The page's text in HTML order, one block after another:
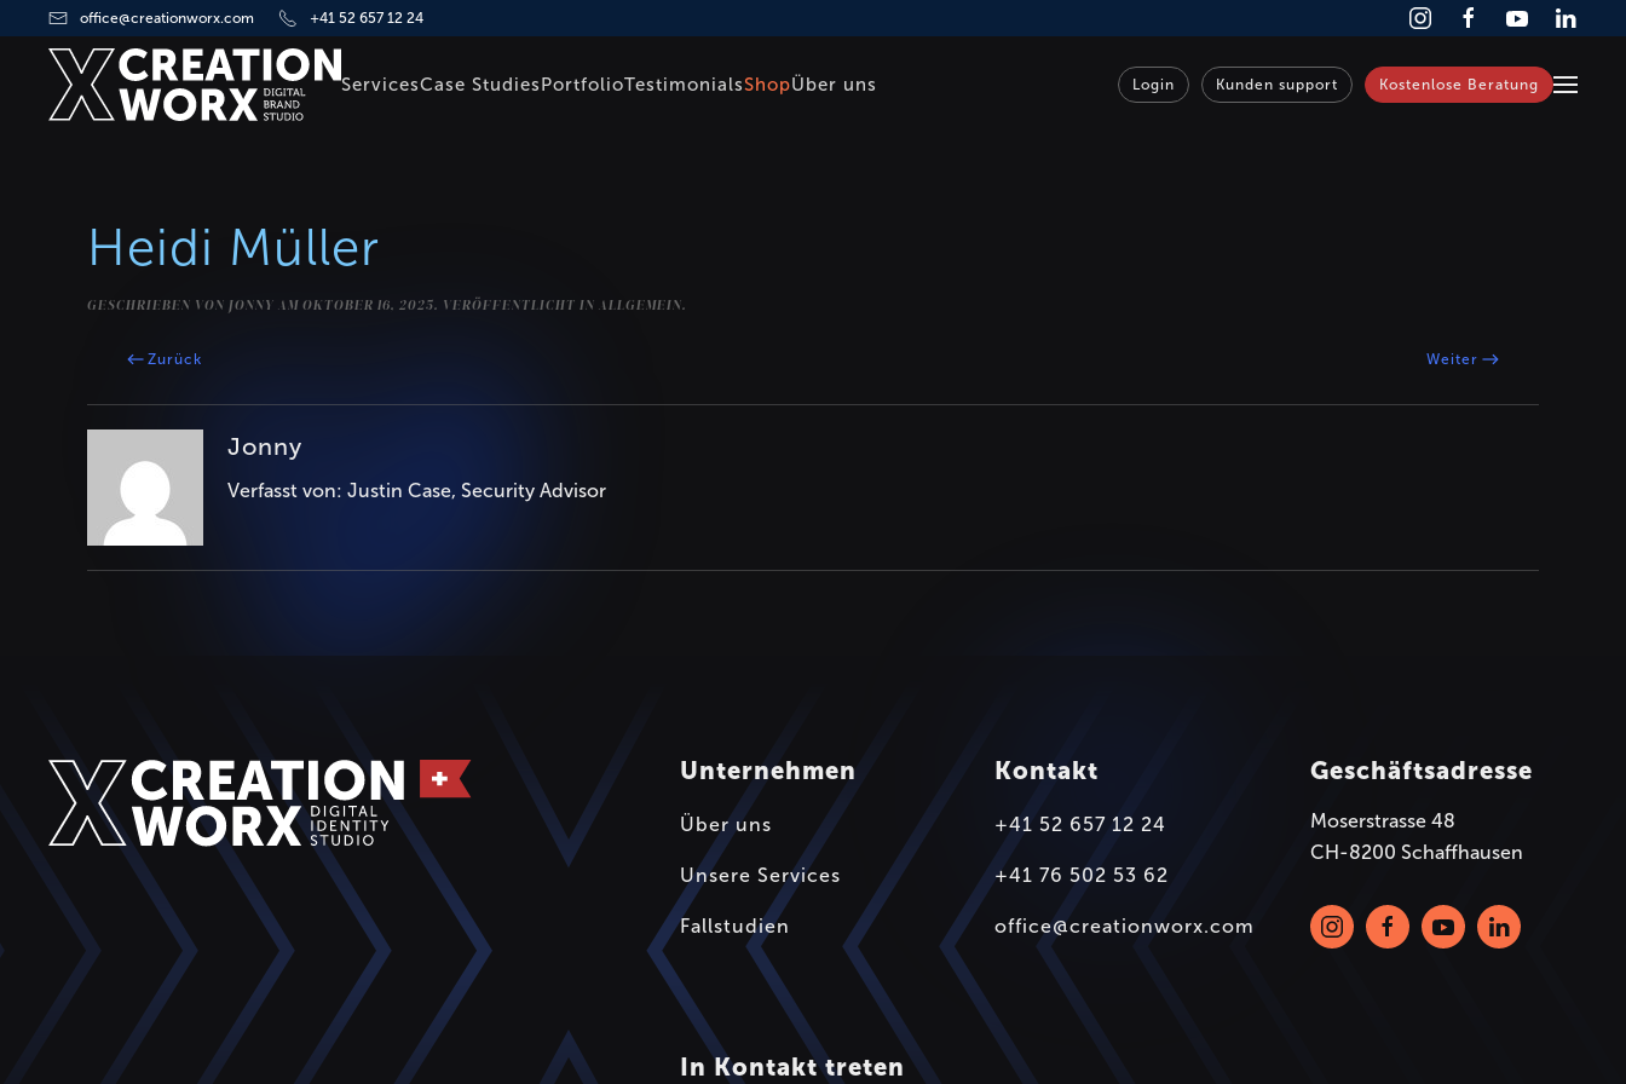
office@creationworx.com +41 52 657 12 24
ServicesCase StudiesPortfolioTestimonialsShopÜber uns Login Kunden support Kostenlose Beratung
Zum Hauptinhalt springen
Heidi Müller
GESCHRIEBEN VON JONNY AM OKTOBER 16, 2025. VERÖFFENTLICHT IN ALLGEMEIN.
Zurück Weiter
Jonny
Verfasst von: Justin Case, Security Advisor
Unternehmen
Über uns
Unsere Services
Fallstudien
Kontakt
+41 52 657 12 24
+41 76 502 53 62
office@creationworx.com
Geschäftsadresse
Moserstrasse 48
CH-8200 Schaffhausen
In Kontakt treten